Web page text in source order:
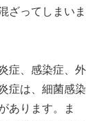
ざってしまいま
症、感染症、外
症は、細菌感染
あります。ま